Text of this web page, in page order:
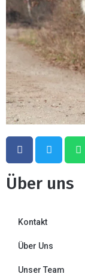
Über uns
Kontakt
Über Uns
Unser Team